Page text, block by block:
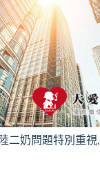
二奶問題特別重